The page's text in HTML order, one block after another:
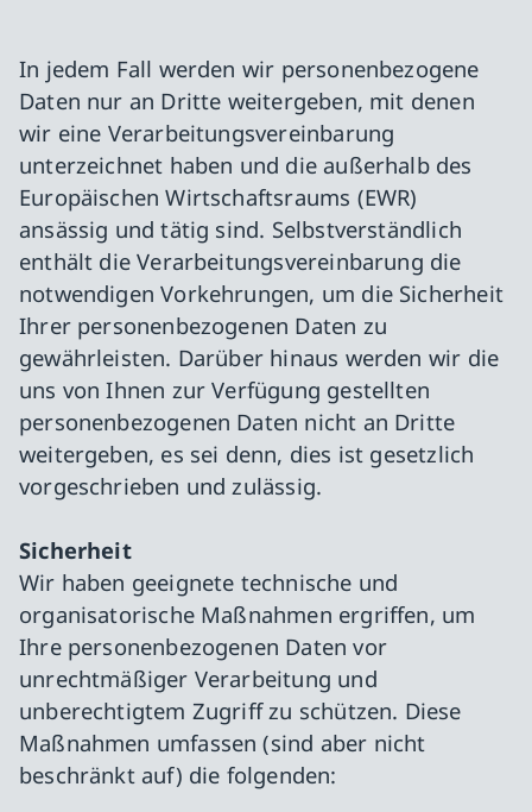
In jedem Fall werden wir personenbezogene
Daten nur an Dritte weitergeben, mit denen
wir eine Verarbeitungsvereinbarung
unterzeichnet haben und die außerhalb des
Europäischen Wirtschaftsraums (EWR)
ansässig und tätig sind. Selbstverständlich
enthält die Verarbeitungsvereinbarung die
notwendigen Vorkehrungen, um die Sicherheit
Ihrer personenbezogenen Daten zu
gewährleisten. Darüber hinaus werden wir die
uns von Ihnen zur Verfügung gestellten
personenbezogenen Daten nicht an Dritte
weitergeben, es sei denn, dies ist gesetzlich
vorgeschrieben und zulässig.
Sicherheit
Wir haben geeignete technische und
organisatorische Maßnahmen ergriffen, um
Ihre personenbezogenen Daten vor
unrechtmäßiger Verarbeitung und
unberechtigtem Zugriff zu schützen. Diese
Maßnahmen umfassen (sind aber nicht
beschränkt auf) die folgenden: